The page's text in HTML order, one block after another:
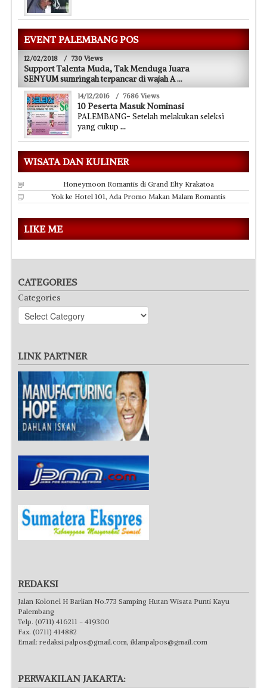
EVENT PALEMBANG POS
12/02/2018 / 730 Views
Support Talenta Muda, Tak Menduga Juara
SENYUM sumringah terpancar di wajah A...
14/12/2016 / 7686 Views
10 Peserta Masuk Nominasi
PALEMBANG- Setelah melakukan seleksi
yang cukup ...
WISATA DAN KULINER
Honeymoon Romantis di Grand Elty Krakatoa
Yok ke Hotel 101, Ada Promo Makan Malam Romantis
LIKE ME
CATEGORIES
Categories
LINK PARTNER
REDAKSI
Jalan Kolonel H Barlian No.773 Samping Hutan Wisata Punti Kayu
Palembang
Telp. (0711) 416211 - 419300
Fax. (0711) 414882
Email: redaksi.palpos@gmail.com, iklanpalpos@gmail.com
PERWAKILAN JAKARTA: